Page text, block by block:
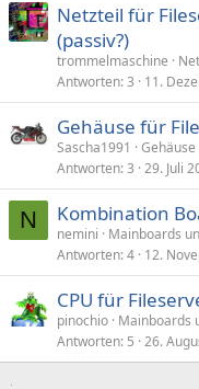
Netzteil für
(passiv?)
trommelmaschine
Antworten 3 11.
Gehäuse für
Sascha1991
Antworten 3 29. Juli
N Kombination
nemini
Mainboards
Antworten 4 12.
CPU für
pinochio Mainboards
Antworten 5 26.